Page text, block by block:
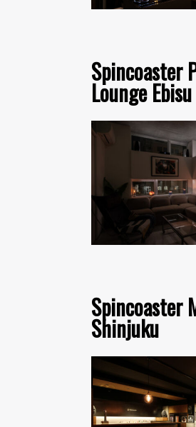
Spincoaster
Lounge Ebisu
Spincoaster
Shinjuku